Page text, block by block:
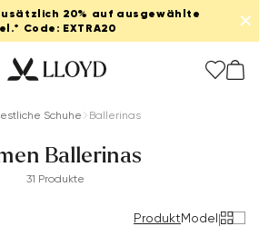
Zusätzlich 20% auf ausgewählte
Code: EXTRA20
✕
Schuhe Ballerinas
Ballerinas
31 Produkte
ProduktModel|